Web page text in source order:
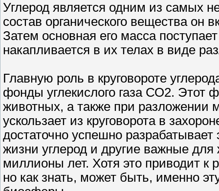
Углерод является одним из самых
состав органического вещества он
Затем основная его масса
накапливается в их телах в виде
Главную роль в круговороте
фонды углекислого газа СО2. Этот
животных, а также при разложении
ускользает из круговорота в
достаточно успешно разрабатывает
жизни углерод и другие важные
миллионы лет. Хотя это приводит к
но как знать, может быть, именно